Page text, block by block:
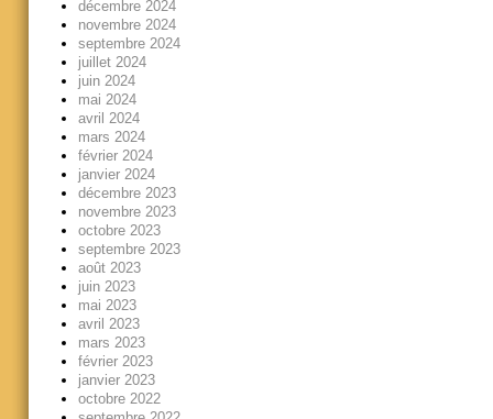
décembre 2024
novembre 2024
septembre 2024
juillet 2024
juin 2024
mai 2024
avril 2024
mars 2024
février 2024
janvier 2024
décembre 2023
novembre 2023
octobre 2023
septembre 2023
août 2023
juin 2023
mai 2023
avril 2023
mars 2023
février 2023
janvier 2023
octobre 2022